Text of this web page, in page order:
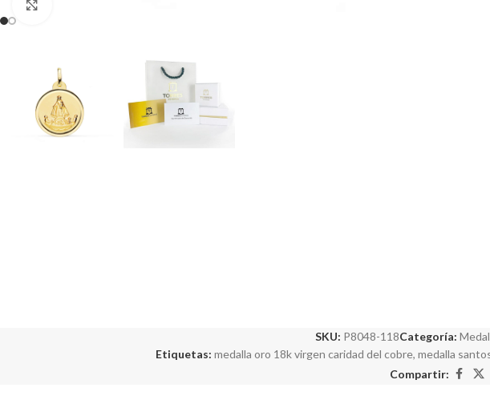
SKU: P8048-118Categoría:
Etiquetas: medalla oro 18k virgen caridad del cobre, medalla
Compartir: